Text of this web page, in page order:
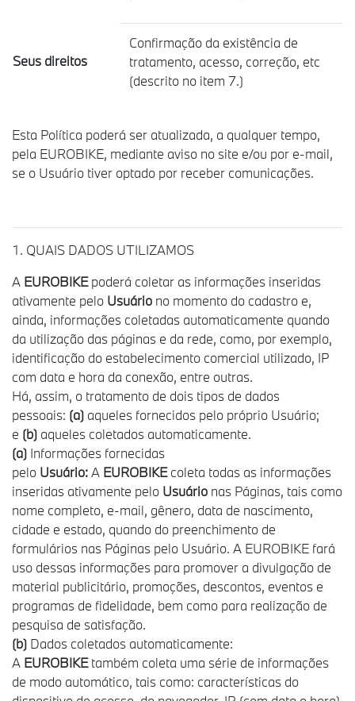
Seus direitos
Confirmação da existência de
tratamento, acesso, correção, etc
(descrito no item 7.)
Esta Política poderá ser atualizada, a qualquer tempo,
pela EUROBIKE, mediante aviso no site e/ou por e-mail,
se o Usuário tiver optado por receber comunicações.
1. QUAIS DADOS UTILIZAMOS
A EUROBIKEpoderá coletar as informações inseridas
ativamente pelo Usuário no momento do cadastro e,
ainda, informações coletadas automaticamente quando
da utilização das páginas e da rede, como, por exemplo,
identificação do estabelecimento comercial utilizado, IP
com data e hora da conexão, entre outras.
Há, assim, o tratamento de dois tipos de dados
pessoais: (a) aqueles fornecidos pelo próprio Usuário;
e (b) aqueles coletados automaticamente.
(a) Informações fornecidas
pelo Usuário:A EUROBIKEcoleta todas as informações
inseridas ativamente pelo Usuário nas Páginas, tais como
nome completo, e-mail, gênero, data de nascimento,
cidade e estado, quando do preenchimento de
formulários nas Páginas pelo Usuário. A EUROBIKE fará
uso dessas informações para promover a divulgação de
material publicitário, promoções, descontos, eventos e
programas de fidelidade, bem como para realização de
pesquisa de satisfação.
(b) Dados coletados automaticamente:
A EUROBIKEtambém coleta uma série de informações
de modo automático, tais como: características do